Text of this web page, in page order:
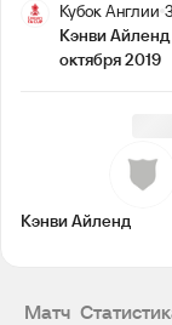
Кубок Англии
Кэнви Айленд
октября 2019
Кэнви Айленд
Матч